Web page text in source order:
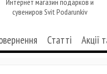
сувениров Svit Podarunkiv
Статті Акції